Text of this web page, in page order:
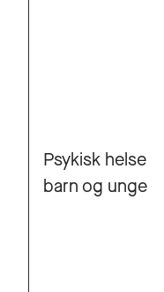
Psykisk helse
barn og unge